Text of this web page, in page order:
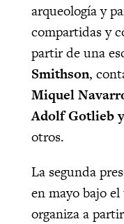
arqueología y
compartidas y
partir de una
Smithson,
Miquel
Adolf Gotlieb
otros.
La segunda
en mayo bajo
organiza a